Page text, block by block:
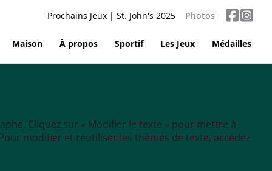
Prochains Jeux | St. John's 2025 Photos
Maison À propos Sportif Les Jeux Médailles
Cliquez sur « Modifier le texte » pour mettre à
modifier et réutiliser les thèmes de texte, accédez